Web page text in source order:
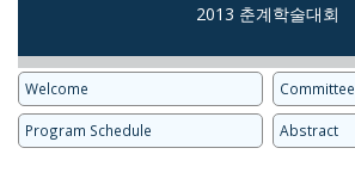
2013 춘계학술대회
Welcome Committee
Program Schedule Abstract